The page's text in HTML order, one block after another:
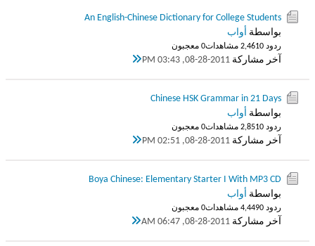
An English-Chinese Dictionary for College Students
بواسطة أواب
ردود 0 2,461 مشاهدات 0 معجبون
آخر مشاركة 08-28-2011, 03:43 PM
Chinese HSK Grammar in 21 Days
بواسطة أواب
ردود 0 2,851 مشاهدات 0 معجبون
آخر مشاركة 08-28-2011, 02:51 PM
Boya Chinese: Elementary Starter I With MP3 CD
بواسطة أواب
ردود 0 4,449 مشاهدات 0 معجبون
آخر مشاركة 08-28-2011, 06:47 AM